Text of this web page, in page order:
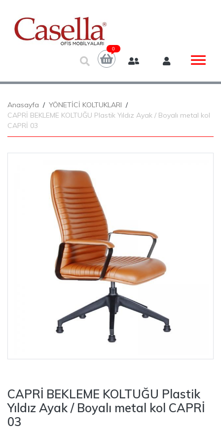
0
Anasayfa
YÖNETİCİ KOLTUKLARI
CAPRİ BEKLEME KOLTUĞU Plastik Yıldız Ayak / Boyalı metal kol
CAPRİ 03
CAPRİ BEKLEME KOLTUĞU Plastik
Yıldız Ayak / Boyalı metal kol CAPRİ
03